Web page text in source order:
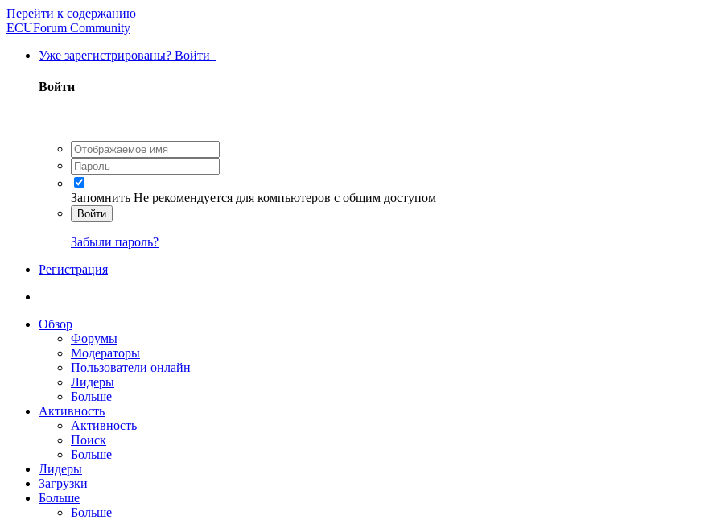
Перейти к содержанию
ECUForum Community
Уже зарегистрированы? Войти
Войти
Запомнить Не рекомендуется для компьютеров с общим доступом
Войти
Забыли пароль?
Регистрация
Обзор
Форумы
Модераторы
Пользователи онлайн
Лидеры
Больше
Активность
Активность
Поиск
Больше
Лидеры
Загрузки
Больше
Больше